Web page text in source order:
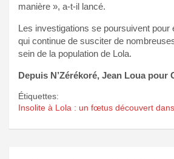
manière », a-t-il lancé.
Les investigations se poursuivent pour
qui continue de susciter de
sein de la population de Lola.
Depuis N’Zérékoré, Jean Loua pour
Étiquettes:
Insolite à Lola : un fœtus découvert